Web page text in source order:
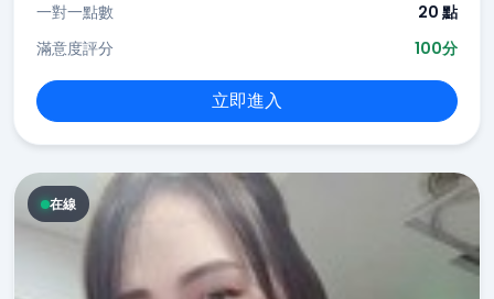
一對一點數
20 點
滿意度評分
100分
立即進入
在線